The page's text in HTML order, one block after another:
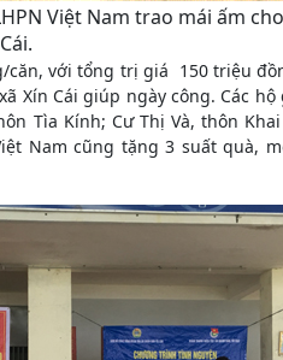
Việt Nam trao mái ấm
với tổng trị giá 150 triệu
Xín Cái giúp ngày công. Các
Tìa Kính; Cư Thị Và, thôn
Nam cũng tặng 3 suất quà,